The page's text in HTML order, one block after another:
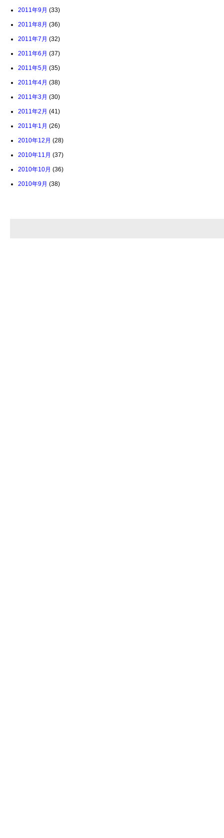
2011年9月 (33)
2011年8月 (36)
2011年7月 (32)
2011年6月 (37)
2011年5月 (35)
2011年4月 (38)
2011年3月 (30)
2011年2月 (41)
2011年1月 (26)
2010年12月 (28)
2010年11月 (37)
2010年10月 (36)
2010年9月 (38)